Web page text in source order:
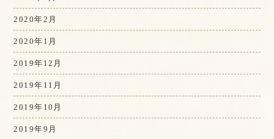
2020年2月
2020年1月
2019年12月
2019年11月
2019年10月
2019年9月